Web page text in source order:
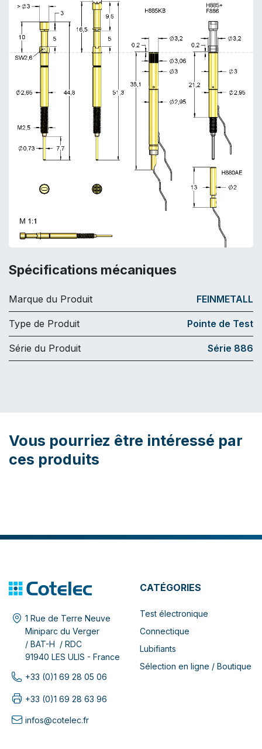
Spécifications mécaniques
Marque du Produit FEINMETALL
Type de Produit Pointe de Test
Série du Produit Série 886
Vous pourriez être intéressé par
ces produits
1 Rue de Terre Neuve
Miniparc du Verger
/ BAT-H / RDC
91940 LES ULIS - France
+33 (0)1 69 28 05 06
+33 (0)1 69 28 63 96
infos@cotelec.fr
CATÉGORIES
Test électronique
Connectique
Lubifiants
Sélection en ligne / Boutique